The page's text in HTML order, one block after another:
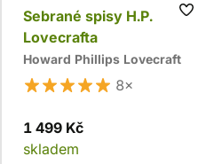
Sebrané spisy H.P.
Lovecrafta
Howard Phillips Lovecraft
8×
1 499 Kč
skladem